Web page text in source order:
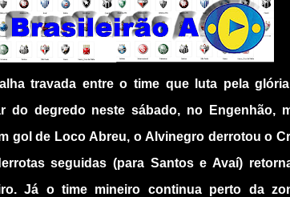
travada entre o time que luta pela
do degredo neste sábado, no Engenhão,
gol de Loco Abreu, o Alvinegro derrotou o
seguidas (para Santos e Avaí)
Já o time mineiro continua perto da